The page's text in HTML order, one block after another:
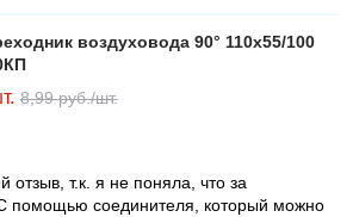
воздуховода 90° 110х55/100
8,99руб./шт.
т.к. я не поняла, что за
помощью соединителя, который можно